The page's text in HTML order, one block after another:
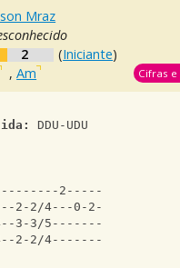
Mraz
2 (Iniciante)
,Am Cifras
DDU-UDU
2-----
2-2/4---0-2-
3-3/5-------
2-2/4-------